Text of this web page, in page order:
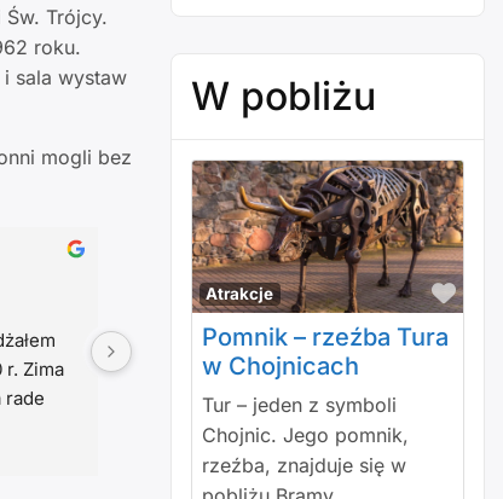
Trójcy.
roku.
sala wystaw
mogli bez
i roku
Wojciech Kaczmarek
2 lata temu
W pobliżu
Atrakcje
Pomnik – rzeźba Tura
w Chojnicach
Tur – jeden z symboli
Chojnic. Jego pomnik,
rzeźba, znajduje się w